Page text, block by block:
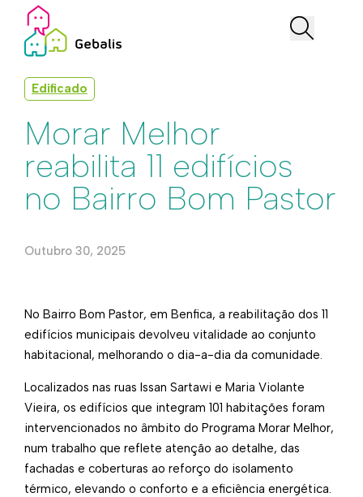
Edificado
Morar Melhor
reabilita 11 edifícios
no Bairro Bom Pastor
Outubro 30, 2025
No Bairro Bom Pastor, em Benfica, a reabilitação dos 11
edifícios municipais devolveu vitalidade ao conjunto
habitacional, melhorando o dia-a-dia da comunidade.
Localizados nas ruas Issan Sartawi e Maria Violante
Vieira, os edifícios que integram 101 habitações foram
intervencionados no âmbito do Programa Morar Melhor,
num trabalho que reflete atenção ao detalhe, das
fachadas e coberturas ao reforço do isolamento
térmico, elevando o conforto e a eficiência energética.